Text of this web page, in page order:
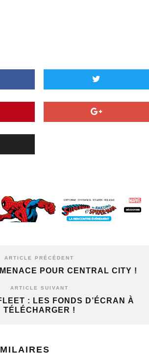
ARTICLE PRÉCÉDENT
POUR CENTRAL CITY !
ARTICLE SUIVANT
: LES FONDS D’ÉCRAN À
TÉLÉCHARGER !